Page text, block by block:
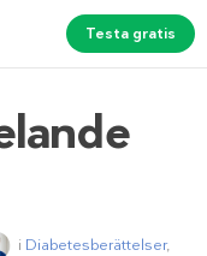
Testa gratis
i Diabetesberättelser,